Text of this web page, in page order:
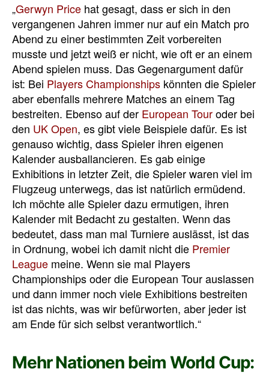
„Gerwyn Price hat gesagt, dass er sich in den
vergangenen Jahren immer nur auf ein Match pro
Abend zu einer bestimmten Zeit vorbereiten
musste und jetzt weiß er nicht, wie oft er an einem
Abend spielen muss. Das Gegenargument dafür
ist: Bei Players Championships könnten die Spieler
aber ebenfalls mehrere Matches an einem Tag
bestreiten. Ebenso auf der European Touroder bei
den UK Open, es gibt viele Beispiele dafür. Es ist
genauso wichtig, dass Spieler ihren eigenen
Kalender ausballancieren. Es gab einige
Exhibitions in letzter Zeit, die Spieler waren viel im
Flugzeug unterwegs, das ist natürlich ermüdend.
Ich möchte alle Spieler dazu ermutigen, ihren
Kalender mit Bedacht zu gestalten. Wenn das
bedeutet, dass man mal Turniere auslässt, ist das
in Ordnung, wobei ich damit nicht die Premier
League meine. Wenn sie mal Players
Championships oder die European Tour auslassen
und dann immer noch viele Exhibitions bestreiten
ist das nichts, was wir befürworten, aber jeder ist
am Ende für sich selbst verantwortlich.“
Mehr Nationen beim World Cup: